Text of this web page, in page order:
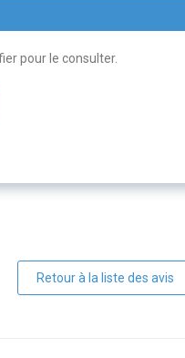
pour le consulter.
Retour à la liste des avis